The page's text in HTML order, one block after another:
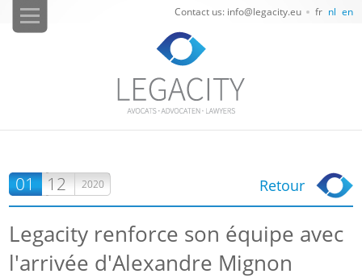
fr nl en
Contact us: info@legacity.eu
Retour
01 12 2020
Legacity renforce son équipe avec
l'arrivée d'Alexandre Mignon